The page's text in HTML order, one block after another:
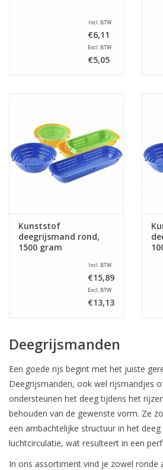
Incl. BTW
€6,11
Excl. BTW
€5,05
Kunststof
deegrijsmand rond,
1500 gram
Incl. BTW
€15,89
Excl. BTW
€13,13
Deegrijsmanden
Een goede rijs begint met het juiste
Deegrijsmanden, ook wel rijsmandjes
ondersteunen het deeg tijdens het
behouden van de gewenste vorm. Ze
een ambachtelijke structuur in het
luchtcirculatie, wat resulteert in een
In ons assortiment vind je zowel ronde